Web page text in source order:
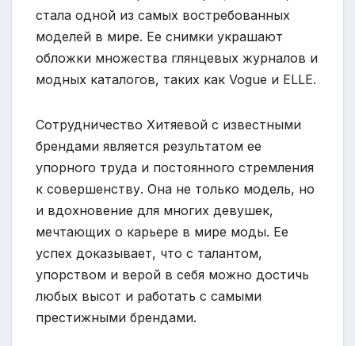
стала одной из самых востребованных
моделей в мире. Ее снимки украшают
обложки множества глянцевых журналов и
модных каталогов, таких как Vogue и ELLE.
Сотрудничество Хитяевой с известными
брендами является результатом ее
упорного труда и постоянного стремления
к совершенству. Она не только модель, но
и вдохновение для многих девушек,
мечтающих о карьере в мире моды. Ее
успех доказывает, что с талантом,
упорством и верой в себя можно достичь
любых высот и работать с самыми
престижными брендами.